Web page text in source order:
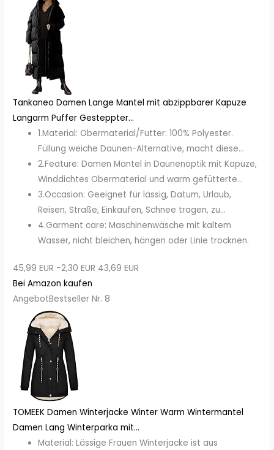
Tankaneo Damen Lange Mantel mit abzippbarer Kapuze
Langarm Puffer Gesteppter...
1.Material: Obermaterial/Futter: 100% Polyester.
Füllung weiche Daunen-Alternative, macht diese...
2.Feature: Damen Mantel in Daunenoptik mit Kapuze,
Winddichtes Obermaterial und warm gefütterte...
3.Occasion: Geeignet für lässig, Datum, Urlaub,
Reisen, Straße, Einkaufen, Schnee tragen, zu...
4.Garment care: Maschinenwäsche mit kaltem
Wasser, nicht bleichen, hängen oder Linie trocknen.
45,99 EUR −2,30 EUR 43,69 EUR
Bei Amazon kaufen
AngebotBestseller Nr. 8
TOMEEK Damen Winterjacke Winter Warm Wintermantel
Damen Lang Winterparka mit...
Material: Lässige Frauen Winterjacke ist aus